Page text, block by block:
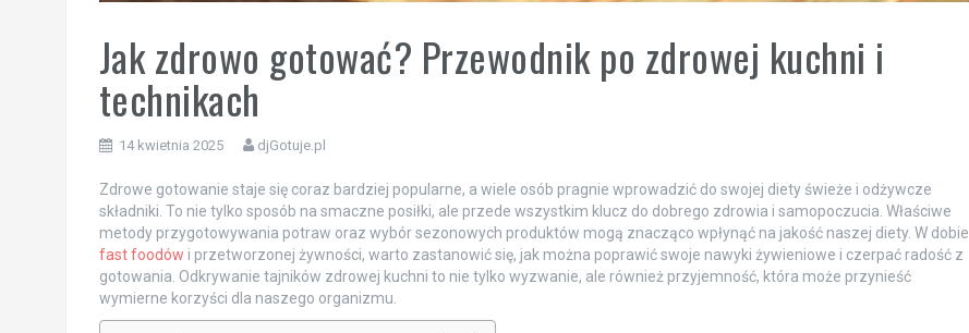
Jak zdrowo gotować? Przewodnik po zdrowej kuchni i
technikach
14 kwietnia 2025 djGotuje.pl
Zdrowe gotowanie staje się coraz bardziej popularne, a wiele osób pragnie wprowadzić do swojej diety świeże i odżywcze
składniki. To nie tylko sposób na smaczne posiłki, ale przede wszystkim klucz do dobrego zdrowia i samopoczucia. Właściwe
metody przygotowywania potraw oraz wybór sezonowych produktów mogą znacząco wpłynąć na jakość naszej diety. W dobie
fast foodów i przetworzonej żywności, warto zastanowić się, jak można poprawić swoje nawyki żywieniowe i czerpać radość z
gotowania. Odkrywanie tajników zdrowej kuchni to nie tylko wyzwanie, ale również przyjemność, która może przynieść
wymierne korzyści dla naszego organizmu.